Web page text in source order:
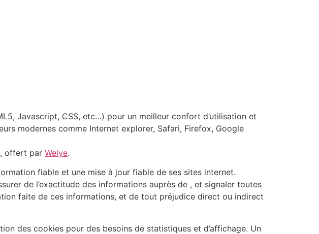
Javascript, CSS, etc…) pour un meilleur confort d’utilisation et
modernes comme Internet explorer, Safari, Firefox, Google
, offert par Welye.
fiable et une mise à jour fiable de ses sites internet.
de l’exactitude des informations auprès de , et signaler toutes
faite de ces informations, et de tout préjudice direct ou indirect
des cookies pour des besoins de statistiques et d’affichage. Un